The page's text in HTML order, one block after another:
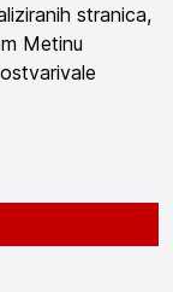
stranica,
Metinu